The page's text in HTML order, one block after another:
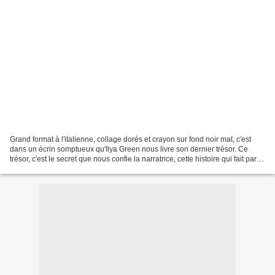
Grand format à l'italienne, collage dorés et crayon sur fond noir mat, c'est
dans un écrin somptueux qu'Ilya Green nous livre son dernier trésor. Ce
trésor, c'est le secret que nous confie la narratrice, cette histoire qui fait partie